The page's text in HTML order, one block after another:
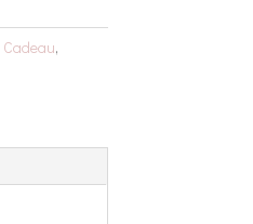
Cadeau,